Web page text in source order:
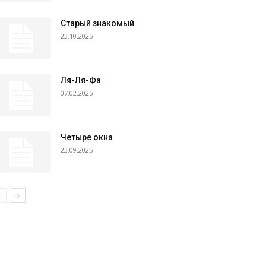
Старый знакомый
23.10.2025
Ля-Ля-Фа
07.02.2025
Четыре окна
23.09.2025